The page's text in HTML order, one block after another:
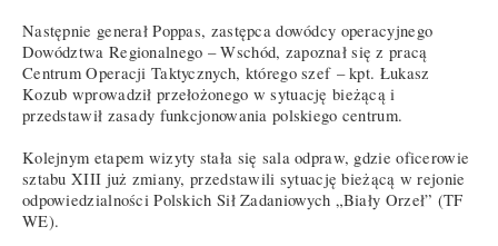
Następnie generał Poppas, zastępca dowódcy operacyjnego
Dowództwa Regionalnego – Wschód, zapoznał się z pracą
Centrum Operacji Taktycznych, którego szef – kpt. Łukasz
Kozub wprowadził przełożonego w sytuację bieżącą i
przedstawił zasady funkcjonowania polskiego centrum.
Kolejnym etapem wizyty stała się sala odpraw, gdzie oficerowie
sztabu XIII już zmiany, przedstawili sytuację bieżącą w rejonie
odpowiedzialności Polskich Sił Zadaniowych „Biały Orzeł” (TF
WE).